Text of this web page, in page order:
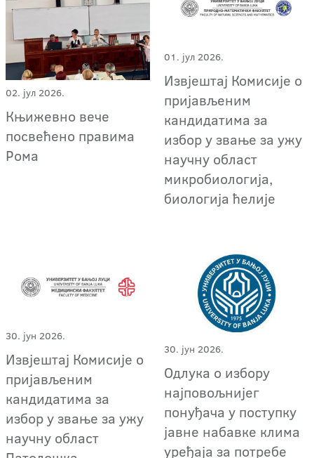
02. јул 2026.
Књижевно вече
посвећено правима
Рома
01. јул 2026.
Извјештај Комисије о
пријављеним
кандидатима за
избор у звање за ужу
научну област
микробиологија,
биологија ћелије
30. јун 2026.
Извјештај Комисије о
пријављеним
кандидатима за
избор у звање за ужу
научну област
30. јун 2026.
Одлука о избору
најповољнијег
понуђача у поступку
јавне набавке клима
уређаја за потребе